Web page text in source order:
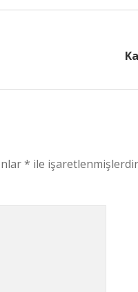
* ile işaretlenmişlerdir